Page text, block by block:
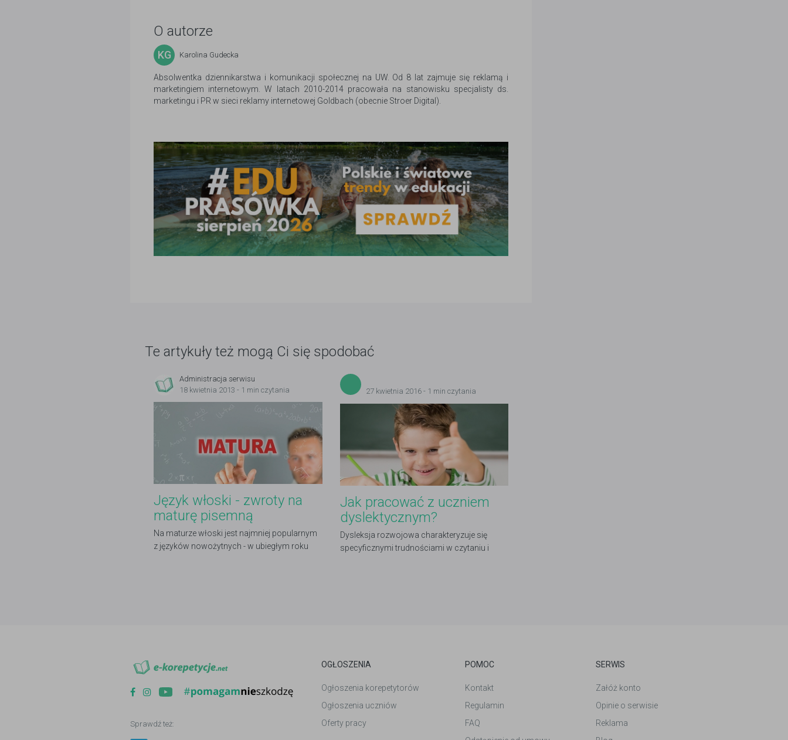
O autorze
KG Karolina Gudecka
Absolwentka dziennikarstwa i komunikacji społecznej na UW. Od 8 lat zajmuje się reklamą i
marketingiem internetowym. W latach 2010-2014 pracowała na stanowisku specjalisty ds.
marketingu i PR w sieci reklamy internetowej Goldbach (obecnie Stroer Digital).
Te artykuły też mogą Ci się spodobać
Administracja serwisu
18 kwietnia 2013 - 1 min czytania
Język włoski - zwroty na
maturę pisemną
Na maturze włoski jest najmniej popularnym
z języków nowożytnych - w ubiegłym roku
27 kwietnia 2016 - 1 min czytania
Jak pracować z uczniem
dyslektycznym?
Dysleksja rozwojowa charakteryzuje się
specyficznymi trudnościami w czytaniu i
Sprawdź też:
OGŁOSZENIA
Ogłoszenia korepetytorów
Ogłoszenia uczniów
Oferty pracy
POMOC
Kontakt
Regulamin
FAQ
SERWIS
Załóż konto
Opinie o serwisie
Reklama